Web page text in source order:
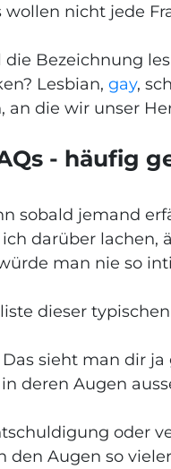
wollen nicht jede
Bezeichnung
Lesbian, gay,
an die wir unser
- häufig
sobald jemand
darüber
man nie so
dieser typischen
Das sieht man dir
deren Augen
oder
den Augen so